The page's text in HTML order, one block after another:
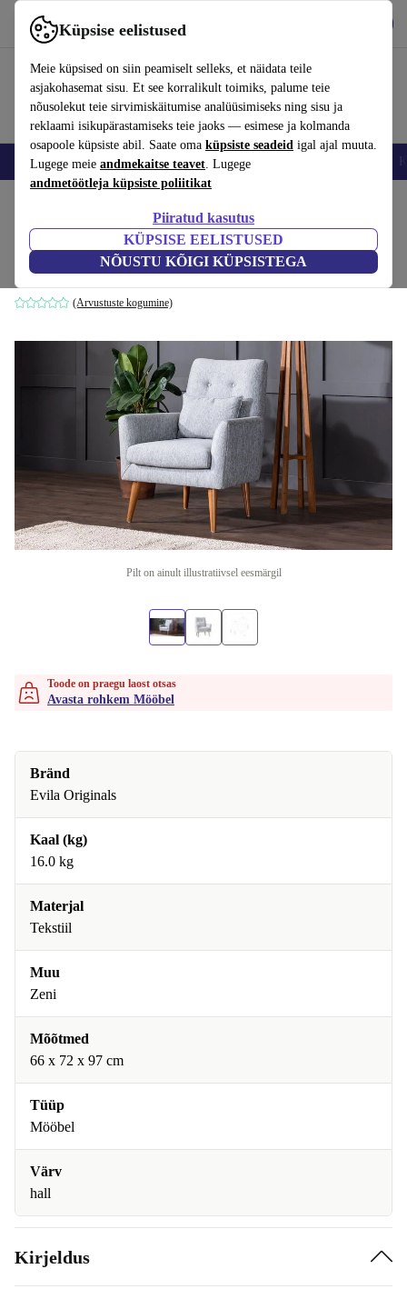
Küpsise eelistused
Meie küpsised on siin peamiselt selleks, et näidata teile
asjakohasemat sisu. Et see korralikult toimiks, palume teie
nõusolekut teie sirvimiskäitumise analüüsimiseks ning sisu ja
reklaami isikupärastamiseks teie jaoks — esimese ja kolmanda
osapoole küpsiste abil. Saate oma küpsiste seadeid igal ajal muuta.
Lugege meie andmekaitse teavet. Lugege
andmetöötleja küpsiste poliitikat
Piiratud kasutus
KÜPSISE EELISTUSED
NÕUSTU KÕIGI KÜPSISTEGA
Kasuta rakendust refurbed kiirelt ja lihtsalt
Nutitelefoni Sülearvutid Tahvelarvutid Nutikellad
Zeni Berjer tugitool hall
hall
(Arvustuste kogumine)
Pilt on ainult illustratiivsel eesmärgil
Toode on praegu laost otsas
Avasta rohkem Mööbel
Bränd
Evila Originals
Kaal (kg)
16.0 kg
Materjal
Tekstiil
Muu
Zeni
Mõõtmed
66 x 72 x 97 cm
Tüüp
Mööbel
Värv
hall
Kirjeldus